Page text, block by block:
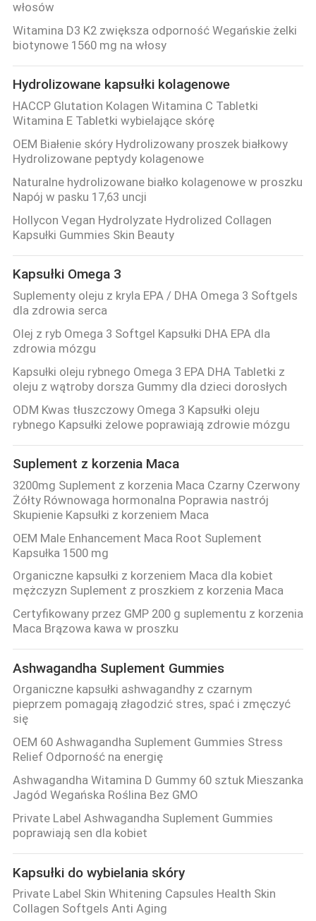
włosów
Witamina D3 K2 zwiększa odporność Wegańskie żelki
biotynowe 1560 mg na włosy
Hydrolizowane kapsułki kolagenowe
HACCP Glutation Kolagen Witamina C Tabletki
Witamina E Tabletki wybielające skórę
OEM Białenie skóry Hydrolizowany proszek białkowy
Hydrolizowane peptydy kolagenowe
Naturalne hydrolizowane białko kolagenowe w proszku
Napój w pasku 17,63 uncji
Hollycon Vegan Hydrolyzate Hydrolized Collagen
Kapsułki Gummies Skin Beauty
Kapsułki Omega 3
Suplementy oleju z kryla EPA / DHA Omega 3 Softgels
dla zdrowia serca
Olej z ryb Omega 3 Softgel Kapsułki DHA EPA dla
zdrowia mózgu
Kapsułki oleju rybnego Omega 3 EPA DHA Tabletki z
oleju z wątroby dorsza Gummy dla dzieci dorosłych
ODM Kwas tłuszczowy Omega 3 Kapsułki oleju
rybnego Kapsułki żelowe poprawiają zdrowie mózgu
Suplement z korzenia Maca
3200mg Suplement z korzenia Maca Czarny Czerwony
Żółty Równowaga hormonalna Poprawia nastrój
Skupienie Kapsułki z korzeniem Maca
OEM Male Enhancement Maca Root Suplement
Kapsułka 1500 mg
Organiczne kapsułki z korzeniem Maca dla kobiet
mężczyzn Suplement z proszkiem z korzenia Maca
Certyfikowany przez GMP 200 g suplementu z korzenia
Maca Brązowa kawa w proszku
Ashwagandha Suplement Gummies
Organiczne kapsułki ashwagandhy z czarnym
pieprzem pomagają złagodzić stres, spać i zmęczyć
się
OEM 60 Ashwagandha Suplement Gummies Stress
Relief Odporność na energię
Ashwagandha Witamina D Gummy 60 sztuk Mieszanka
Jagód Wegańska Roślina Bez GMO
Private Label Ashwagandha Suplement Gummies
poprawiają sen dla kobiet
Kapsułki do wybielania skóry
Private Label Skin Whitening Capsules Health Skin
Collagen Softgels Anti Aging